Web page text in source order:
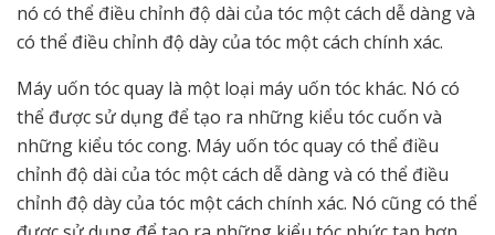
nó có thể điều chỉnh độ dài của tóc một cách dễ dàng và
có thể điều chỉnh độ dày của tóc một cách chính xác.
Máy uốn tóc quay là một loại máy uốn tóc khác. Nó có
thể được sử dụng để tạo ra những kiểu tóc cuốn và
những kiểu tóc cong. Máy uốn tóc quay có thể điều
chỉnh độ dài của tóc một cách dễ dàng và có thể điều
chỉnh độ dày của tóc một cách chính xác. Nó cũng có thể